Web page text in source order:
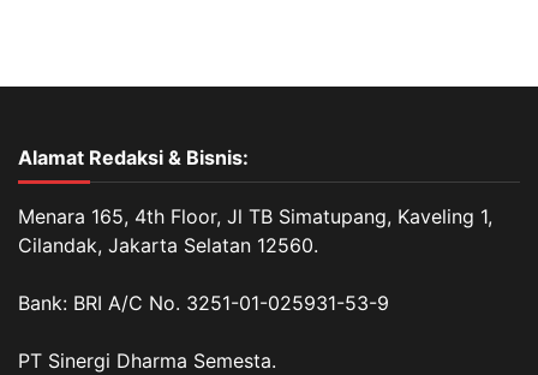
Alamat Redaksi & Bisnis:
Menara 165, 4th Floor, Jl TB Simatupang, Kaveling 1,
Cilandak, Jakarta Selatan 12560.
Bank: BRI A/C No. 3251-01-025931-53-9
PT Sinergi Dharma Semesta.